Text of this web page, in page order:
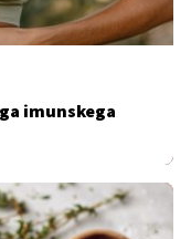
imunskega